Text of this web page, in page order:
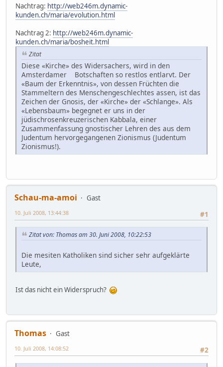
Nachtrag: http://web246m.dynamic-
kunden.ch/maria/evolution.html
Nachtrag 2: http://web246m.dynamic-
kunden.ch/maria/bosheit.html
Zitat
Diese «Kirche» des Widersachers, wird in den
Amsterdamer Botschaften so restlos entlarvt. Der
«Baum der Erkenntnis», von dessen Früchten die
Stammeltern des Menschengeschlechtes assen, ist das
Zeichen der Gnosis, der «Kirche» der «Schlange». Als
«Lebensbaum» begegnet er uns in der
jüdischrosenkreuzerischen Kabbala, einer
Zusammenfassung gnostischer Lehren des aus dem
Judentum hervorgegangenen Zionismus (Judentum
Zionismus!).
Schau-ma-amoi
Gast
#1
10. Juli 2008, 13:44:38
Zitat von: Thomas am 30. Juni 2008, 10:22:53
Die mesiten Katholiken sind sicher sehr aufgeklärte
Leute,
Ist das nicht ein Widerspruch?
Thomas
Gast
#2
10. Juli 2008, 14:08:52